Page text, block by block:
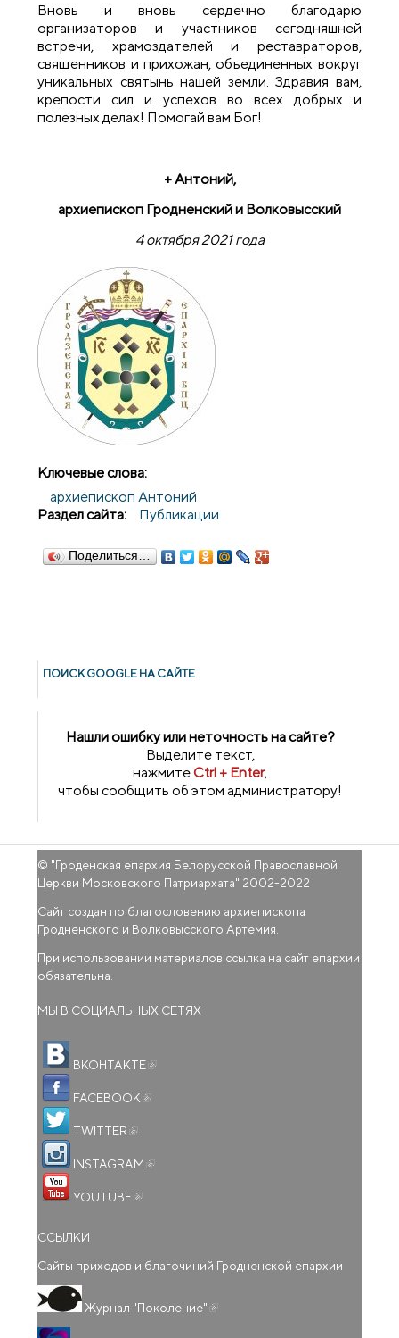
Вновь и вновь сердечно благодарю
организаторов и участников сегодняшней
встречи, храмоздателей и реставраторов,
священников и прихожан, объединенных вокруг
уникальных святынь нашей земли. Здравия вам,
крепости сил и успехов во всех добрых и
полезных делах! Помогай вам Бог!
+ Антоний,
архиепископ Гродненский и Волковысский
4 октября 2021 года
Ключевые слова:
архиепископ Антоний
Раздел сайта:
Публикации
Поделиться…
ПОИСК GOОGLE НА САЙТЕ
Нашли ошибку или неточность на сайте?
Выделите текст,
нажмитеCtrl + Enter,
чтобы сообщить об этом администратору!
© "Гроденская епархия Белорусской Православной
Церкви Московского Патриархата" 2002-2022
Сайт создан по благословению архиепископа
Гродненского и Волковысского Артемия.
При использовании материалов ссылка на сайт епархии
обязательна.
МЫ В СОЦИАЛЬНЫХ СЕТЯХ
ВКОНТАКТЕ
FACEBOOK
TWITTER
INSTAGRAM
YOUTUBE
ССЫЛКИ
Сайты приходов и благочиний Гродненской епархии
Журнал "Поколение"